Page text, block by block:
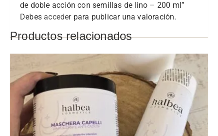
de doble acción con semillas de lino – 200 ml”
Debes accederpara publicar una valoración.
Productos relacionados